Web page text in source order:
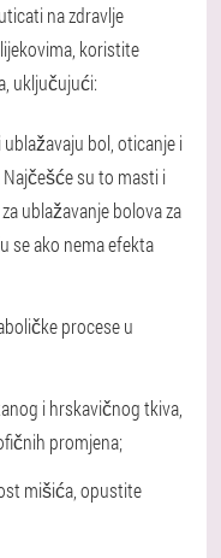
na zdravlje
koristite
uključujući:
bol, oticanje i
su to masti i
ublažavanje bolova za
se ako nema efekta
procese u
i hrskavičnog tkiva,
promjena;
mišića, opustite